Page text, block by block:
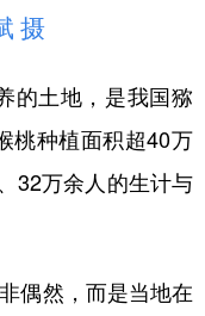
摄
土地，是我国猕
桃种植面积超40万
32万余人的生计与
偶然，而是当地在